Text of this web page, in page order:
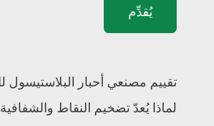
يُقدِّم
تقييم مصنعي أحبار البلاستيسول
لماذا يُعدّ تضخيم النقاط